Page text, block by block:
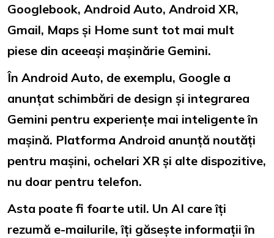
Googlebook, Android Auto, Android XR,
Gmail, Maps și Home sunt tot mai mult
piese din aceeași mașinărie Gemini.
În Android Auto, de exemplu, Google a
anunțat schimbări de design și integrarea
Gemini pentru experiențe mai inteligente în
mașină. Platforma Android anunță noutăți
pentru mașini, ochelari XR și alte dispozitive,
nu doar pentru telefon.
Asta poate fi foarte util. Un AI care îți
rezumă e-mailurile, îți găsește informații în